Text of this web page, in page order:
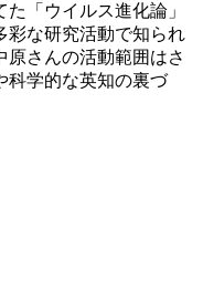
「ウイルス進化論」
彩な研究活動で知られ
原さんの活動範囲はさ
科学的な英知の裏づ